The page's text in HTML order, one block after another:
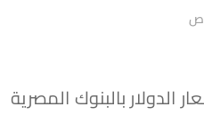
الدولار بالبنوك المصرية